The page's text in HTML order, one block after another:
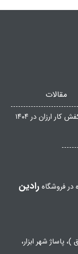
مقالات
کار ارزان در ۱۴۰۴
فروشگاهرادین
)، پاساژ شهر ابزار،